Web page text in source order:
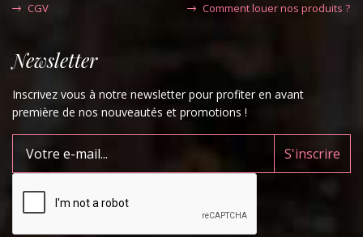
CGV
Comment louer nos produits ?
Newsletter
Inscrivez vous à notre newsletter pour profiter en avant
première de nos nouveautés et promotions !